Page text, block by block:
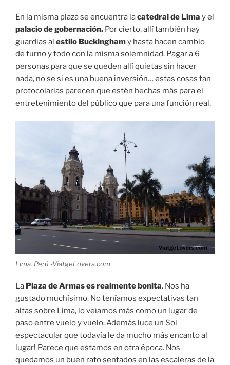
En la misma plaza se encuentra lacatedral de Lima y el
palacio de gobernación. Por cierto, allí también hay
guardias al estilo Buckinghamy hasta hacen cambio
de turno y todo con la misma solemnidad. Pagar a 6
personas para que se queden allí quietas sin hacer
nada, no se si es una buena inversión… estas cosas tan
protocolarias parecen que estén hechas más para el
entretenimiento del público que para una función real.
Lima. Perú -ViatgeLovers.com
La Plaza de Armas es realmente bonita. Nos ha
gustado muchísimo. No teníamos expectativas tan
altas sobre Lima, lo veíamos más como un lugar de
paso entre vuelo y vuelo. Además luce un Sol
espectacular que todavía le da mucho más encanto al
lugar! Parece que estamos en otra época. Nos
quedamos un buen rato sentados en las escaleras de la